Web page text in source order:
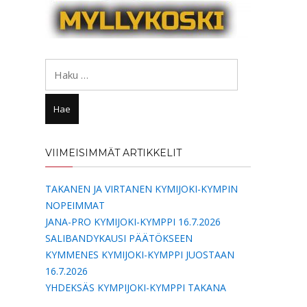
VIIMEISIMMÄT ARTIKKELIT
TAKANEN JA VIRTANEN KYMIJOKI-KYMPIN
NOPEIMMAT
JANA-PRO KYMIJOKI-KYMPPI 16.7.2026
SALIBANDYKAUSI PÄÄTÖKSEEN
KYMMENES KYMIJOKI-KYMPPI JUOSTAAN
16.7.2026
YHDEKSÄS KYMPIJOKI-KYMPPI TAKANA